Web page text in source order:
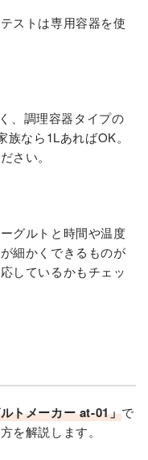
ストは専用容器を使
、調理容器タイプの
なら1LあればOK。
さい。
グルトと時間や温度
細かくできるものが
しているかもチェッ
トメーカー at-01」で
を解説します。